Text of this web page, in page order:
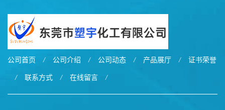
公司首页 / 公司介绍 / 公司动态 / 产品展厅 / 证书荣誉
/ 联系方式 / 在线留言 /